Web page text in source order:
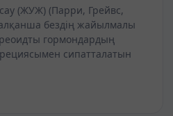
(ЖУЖ) (Парри, Грейвс,
бездің жайылмалы
гормондардың
сипатталатын